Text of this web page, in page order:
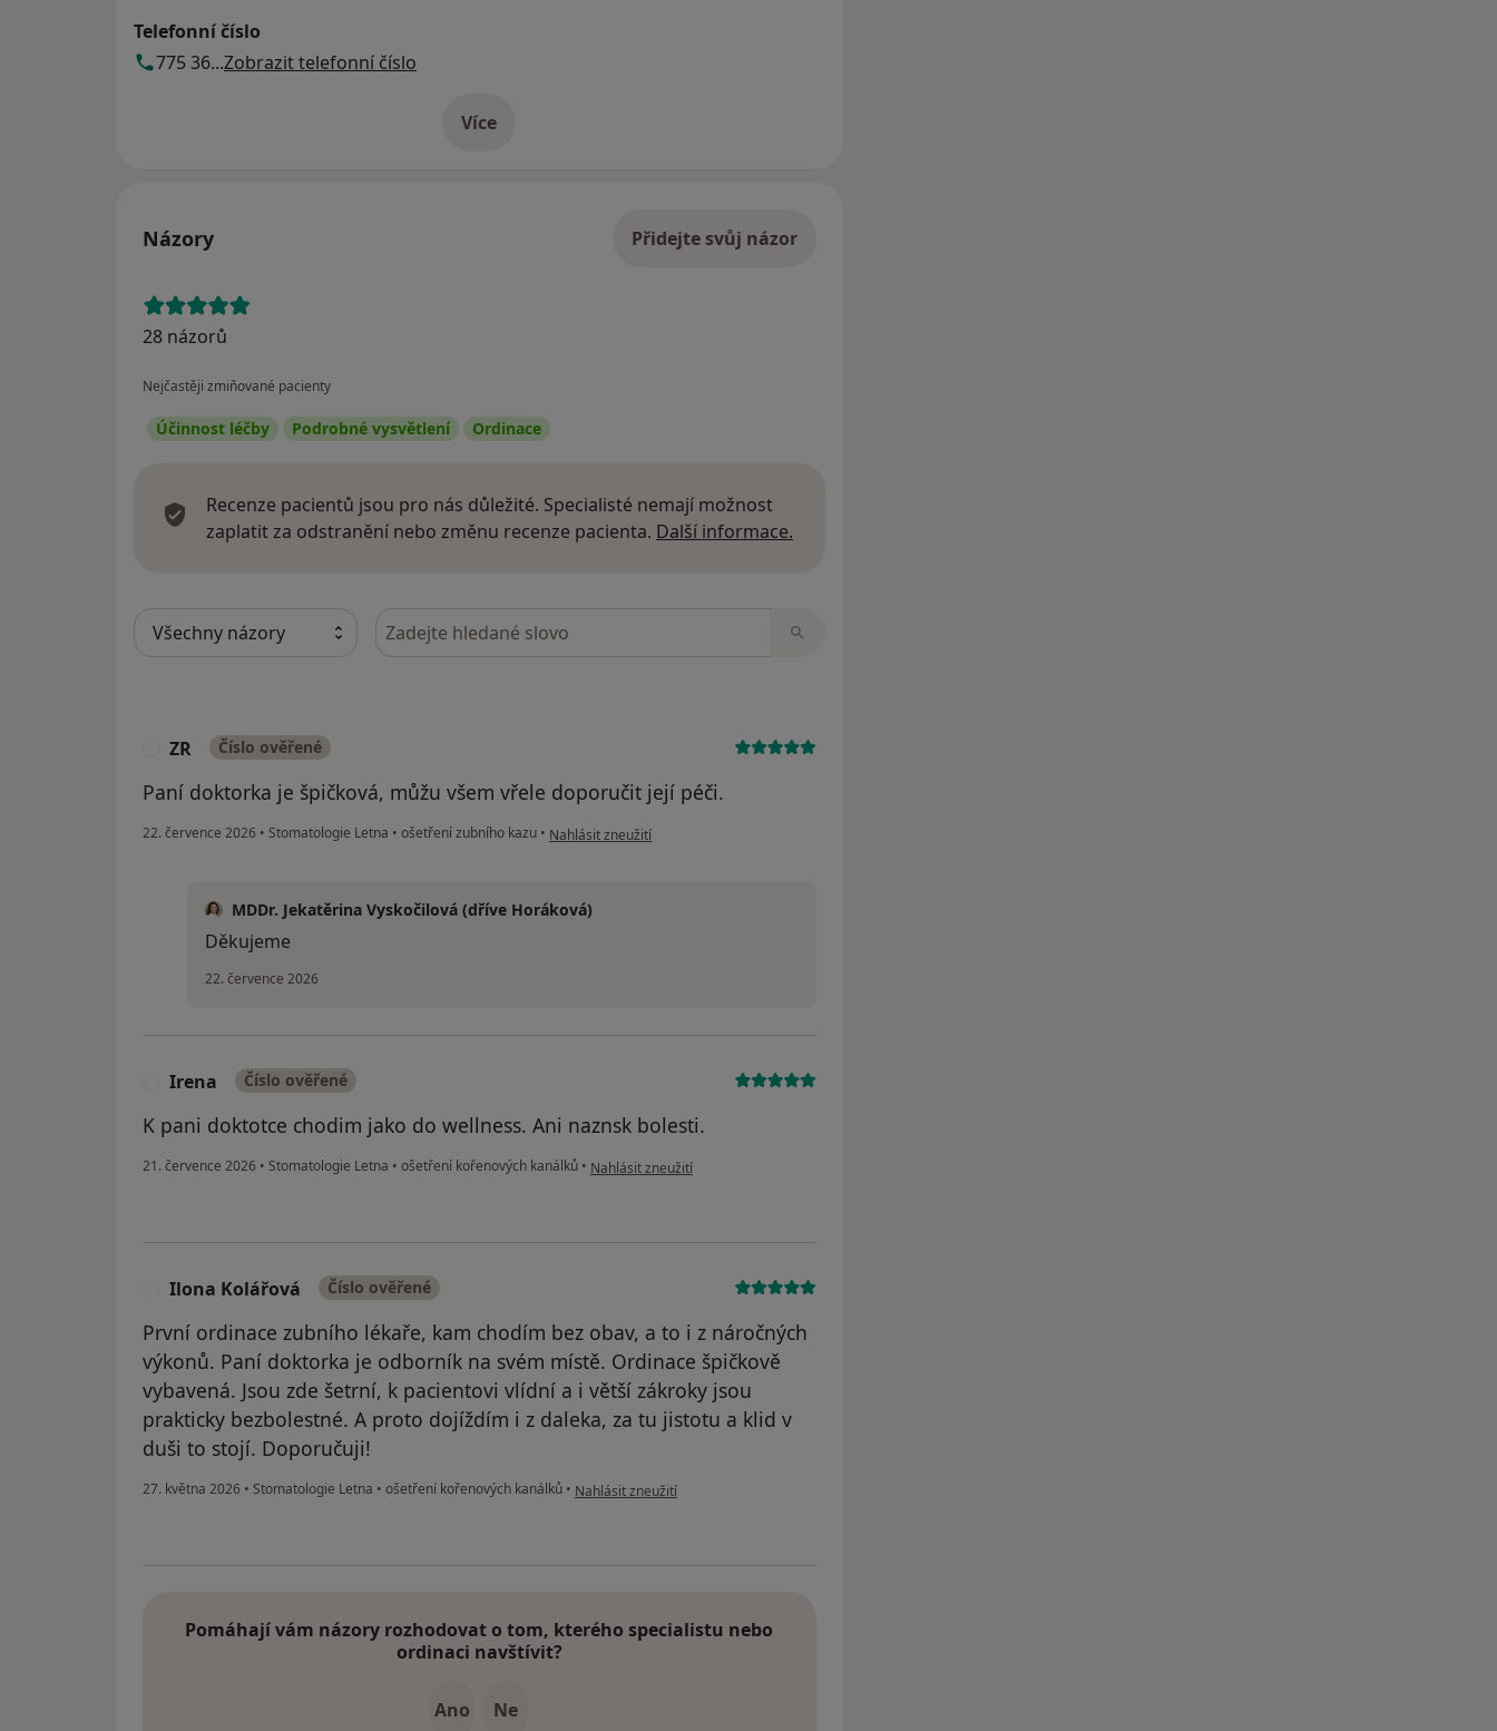
Telefonní číslo
775 36...Zobrazit telefonní číslo
Víceo adrese
Názory Přidejte svůj názor
28 názorů
Nejčastěji zmiňované pacienty
Účinnost léčby Podrobné vysvětlení Ordinace
Recenze pacientů jsou pro nás důležité. Specialisté nemají možnost
zaplatit za odstranění nebo změnu recenze pacienta. Další informace.
Hledejte v názorech
ZR Číslo ověřené
Paní doktorka je špičková, můžu všem vřele doporučit její péči.
22. července 2026 • Stomatologie Letna • ošetření zubního kazu • podle názoru uživatele ZR
Nahlásit zneužití
MDDr. Jekatěrina Vyskočilová (dříve Horáková)
Děkujeme
22. července 2026
Irena Číslo ověřené
K pani doktotce chodim jako do wellness. Ani naznsk bolesti.
21. července 2026 • Stomatologie Letna • ošetření kořenových kanálků • podle názoru uživatele Irena
Nahlásit zneužití
Ilona Kolářová Číslo ověřené
První ordinace zubního lékaře, kam chodím bez obav, a to i z náročných
výkonů. Paní doktorka je odborník na svém místě. Ordinace špičkově
vybavená. Jsou zde šetrní, k pacientovi vlídní a i větší zákroky jsou
prakticky bezbolestné. A proto dojíždím i z daleka, za tu jistotu a klid v
duši to stojí. Doporučuji!
27. května 2026 • Stomatologie Letna • ošetření kořenových kanálků • podle názoru uživatele Ilona Kolářová
Nahlásit zneužití
Pomáhají vám názory rozhodovat o tom, kterého specialistu nebo
ordinaci navštívit?
Ano Ne